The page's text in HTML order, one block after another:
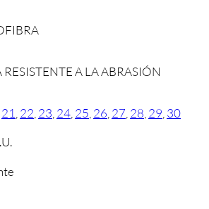
A LA ABRASIÓN
21 22 23 24 25 26 27 28 29 30